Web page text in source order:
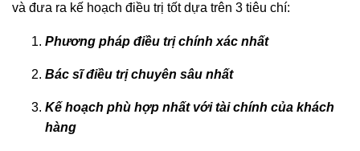
và đưa ra kế hoạch điều trị tốt dựa trên 3 tiêu chí:
Phương pháp điều trị chính xác nhất
Bác sĩ điều trị chuyên sâu nhất
Kế hoạch phù hợp nhất với tài chính của khách
hàng